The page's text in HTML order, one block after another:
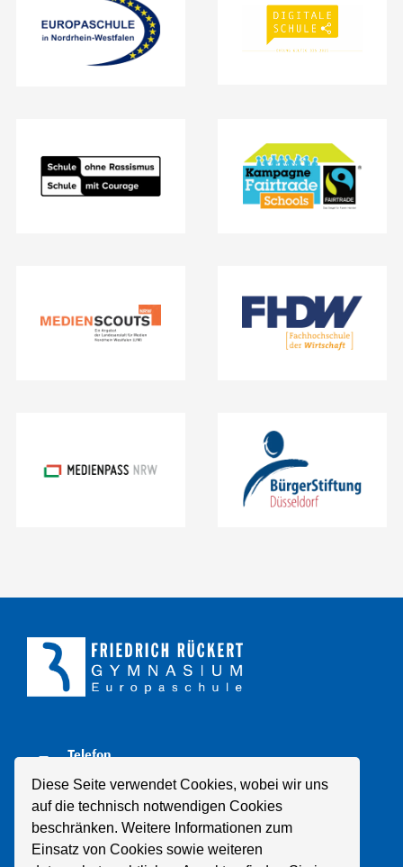
Diese Seite verwendet Cookies, wobei wir uns
auf die technisch notwendigen Cookies
beschränken. Weitere Informationen zum
Einsatz von Cookies sowie weiteren
Telefon
+49 211 8998310
E-Mail
Mail schreiben